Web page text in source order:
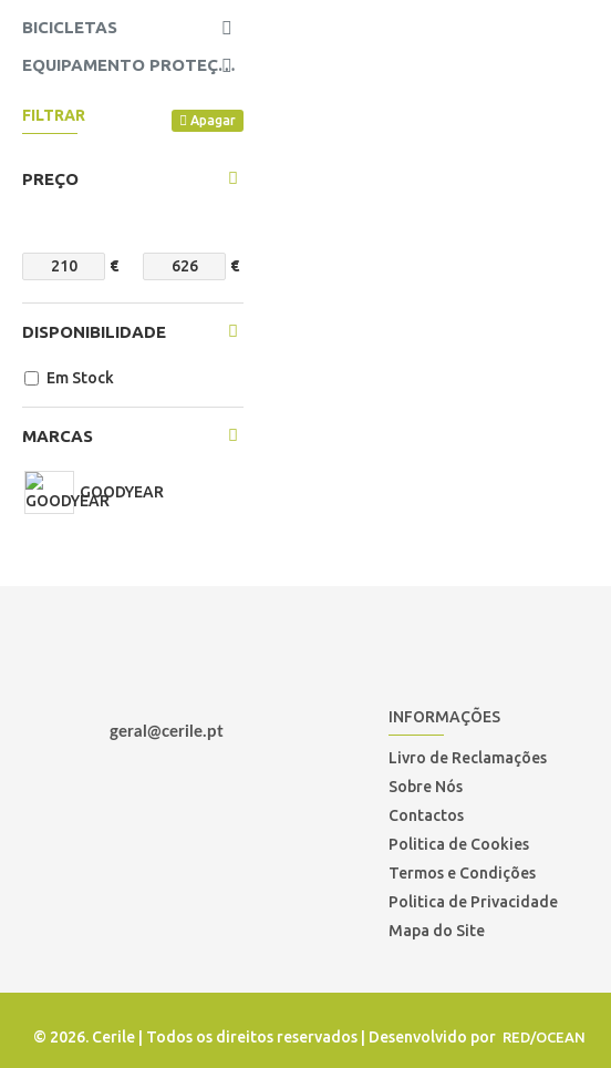
BICICLETAS
EQUIPAMENTO PROTEÇÃO INDIVIDUAL (EPI'S)
FILTRAR Apagar
PREÇO
€ €
MARCAS
GOODYEAR
DISPONIBILIDADE
Em Stock
geral@cerile.pt
INFORMAÇÕES
Livro de Reclamações
Sobre Nós
Contactos
Politica de Cookies
Termos e Condições
Politica de Privacidade
Mapa do Site
© 2026. Cerile | Todos os direitos reservados | Desenvolvido por RED/OCEAN